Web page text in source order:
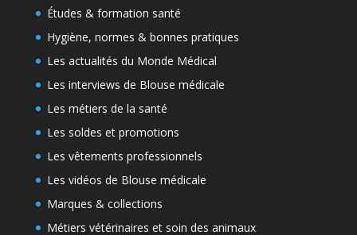
Études & formation santé
Hygiène, normes & bonnes pratiques
Les actualités du Monde Médical
Les interviews de Blouse médicale
Les métiers de la santé
Les soldes et promotions
Les vêtements professionnels
Les vidéos de Blouse médicale
Marques & collections
Métiers vétérinaires et soin des animaux